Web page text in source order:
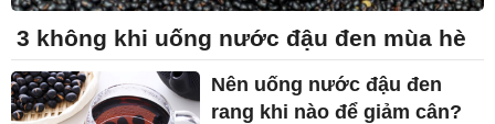
3 không khi uống nước đậu đen mùa hè
Nên uống nước đậu đen
rang khi nào để giảm cân?